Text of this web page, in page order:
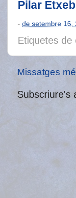
Pilar
- de setembre 16,
Etiquetes de
Missatges
Subscriure's